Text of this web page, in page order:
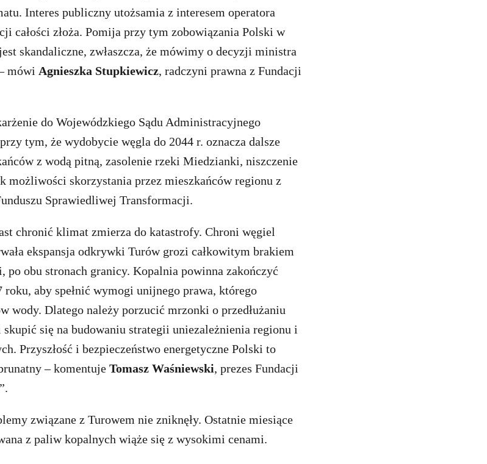
Interes publiczny utożsamia z interesem operatora
całości złoża. Pomija przy tym zobowiązania Polski w
skandaliczne, zwłaszcza, że mówimy o decyzji ministra
mówi Agnieszka Stupkiewicz, radczyni prawna z Fundacji
do Wojewódzkiego Sądu Administracyjnego
tym, że wydobycie węgla do 2044 r. oznacza dalsze
z wodą pitną, zasolenie rzeki Miedzianki, niszczenie
możliwości skorzystania przez mieszkańców regionu z
Sprawiedliwej Transformacji.
chronić klimat zmierza do katastrofy. Chroni węgiel
ekspansja odkrywki Turów grozi całkowitym brakiem
po obu stronach granicy. Kopalnia powinna zakończyć
roku, aby spełnić wymogi unijnego prawa, którego
wody. Dlatego należy porzucić mrzonki o przedłużaniu
skupić się na budowaniu strategii uniezależnienia regionu i
Przyszłość i bezpieczeństwo energetyczne Polski to
– komentuje Tomasz Waśniewski, prezes Fundacji
związane z Turowem nie zniknęły. Ostatnie miesiące
z paliw kopalnych wiąże się z wysokimi cenami.